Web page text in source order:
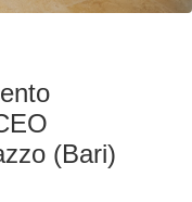
(Bari)